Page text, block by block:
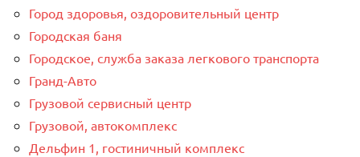
Город здоровья, оздоровительный центр
Городская баня
Городское, служба заказа легкового транспорта
Гранд-Авто
Грузовой сервисный центр
Грузовой, автокомплекс
Дельфин 1, гостиничный комплекс